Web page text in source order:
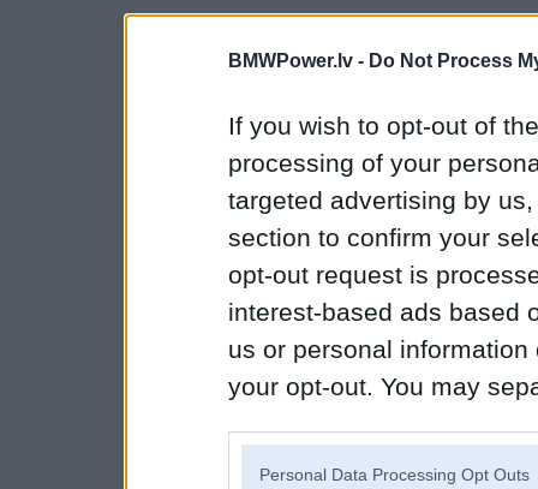
BMWPower.lv - Do Not Process
If you wish to opt-out of
processing of your
targeted advertising by
section to confirm your
opt-out request is
interest-based ads based
us or personal
your opt-out. You may
Personal Data Processing Opt Outs